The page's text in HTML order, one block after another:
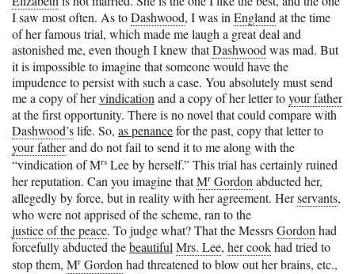
I saw most often. As toDashwood, I was in England at the time
of her famous trial, which made me laugh a great deal and
astonished me, even though I knew thatDashwood was mad. But
it is impossible to imagine that someone would have the
impudence to persist with such a case. You absolutely must send
me a copy of hervindication and a copy of her letter toyour father
at the first opportunity. There is no novel that could compare with
Dashwood’slife. So, as penancefor the past, copy that letter to
your fatherand do not fail to send it to me along with the
“vindication of Mrs Lee by herself.” This trial has certainly ruined
her reputation. Can you imagine thatMr Gordonabducted her,
allegedly by force, but in reality with her agreement. Herservants,
who were not apprised of the scheme, ran to the
justice of the peace. To judge what? That the MessrsGordonhad
forcefully abducted thebeautifulMrs. Lee, her cookhad tried to
stop them, Mr Gordonhad threatened to blow out her brains, etc.,